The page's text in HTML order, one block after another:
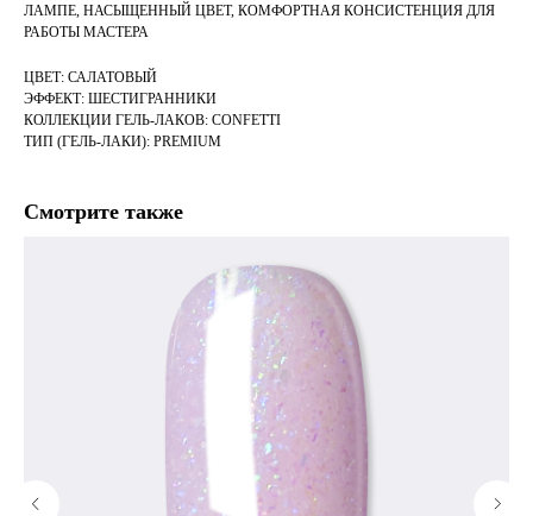
ЛАМПЕ, НАСЫЩЕННЫЙ ЦВЕТ, КОМФОРТНАЯ КОНСИСТЕНЦИЯ ДЛЯ
РАБОТЫ МАСТЕРА
ЦВЕТ: САЛАТОВЫЙ
ЭФФЕКТ: ШЕСТИГРАННИКИ
КОЛЛЕКЦИИ ГЕЛЬ-ЛАКОВ: CONFETTI
ТИП (ГЕЛЬ-ЛАКИ): PREMIUM
Смотрите также